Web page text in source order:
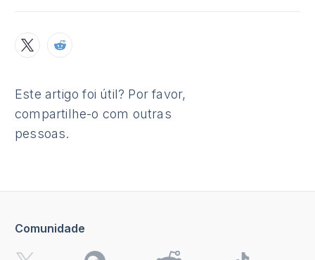
Este artigo foi útil? Por favor,
compartilhe-o com outras
pessoas.
Comunidade